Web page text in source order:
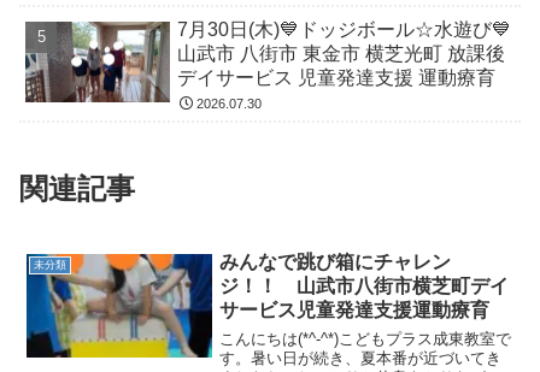
7月30日(木)💙ドッジボール☆水遊び💙
山武市 八街市 東金市 横芝光町 放課後
デイサービス 児童発達支援 運動療育
2026.07.30
関連記事
未分類
みんなで跳び箱にチャレン
ジ！！ 山武市八街市横芝町デイ
サービス児童発達支援運動療育
こんにちは(*^-^*)こどもプラス成東教室で
す。暑い日が続き、夏本番が近づいてき